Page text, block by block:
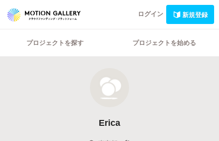
ログイン 新規登録
プロジェクトを探す プロジェクトを始める
Erica